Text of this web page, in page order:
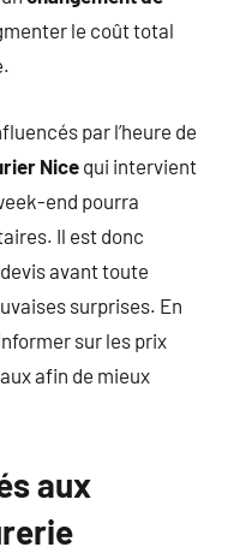
le coût total
par l’heure de
Nicequi intervient
end pourra
Il est donc
avant toute
surprises. En
sur les prix
afin de mieux
aux